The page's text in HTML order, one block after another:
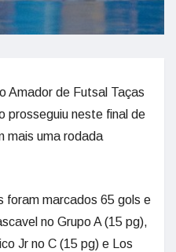
Amador de Futsal Taças
prosseguiu neste final de
mais uma rodada
foram marcados 65 gols e
no Grupo A (15 pg),
Jr no C (15 pg) e Los